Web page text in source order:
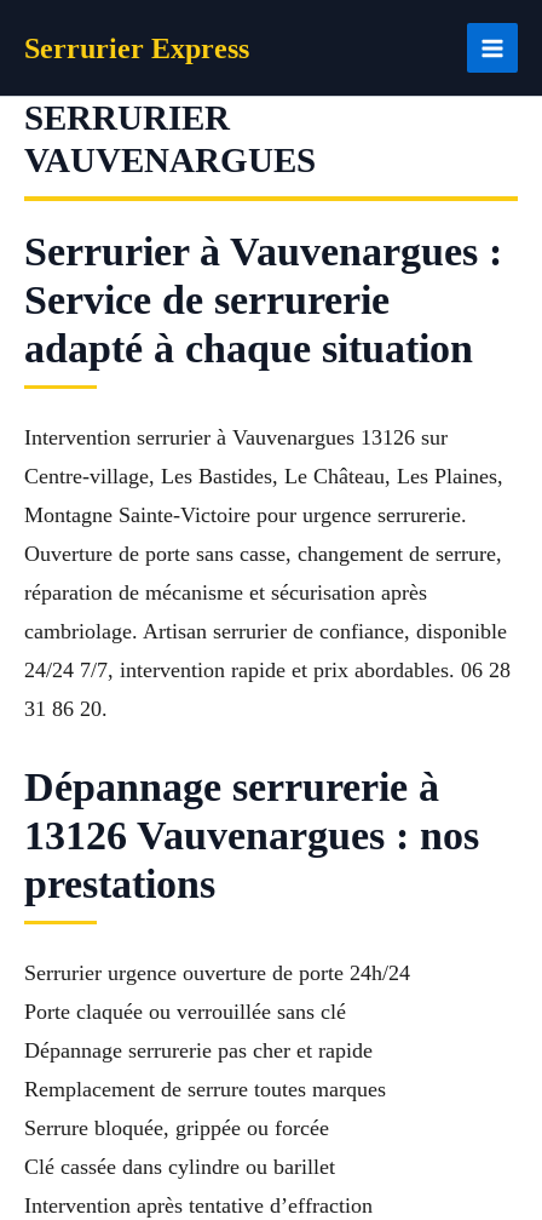
Serrurier Express
SERRURIER
VAUVENARGUES
Serrurier à Vauvenargues :
Service de serrurerie
adapté à chaque situation
Intervention serrurier à Vauvenargues 13126 sur
Centre-village, Les Bastides, Le Château, Les Plaines,
Montagne Sainte-Victoire pour urgence serrurerie.
Ouverture de porte sans casse, changement de serrure,
réparation de mécanisme et sécurisation après
cambriolage. Artisan serrurier de confiance, disponible
24/24 7/7, intervention rapide et prix abordables. 06 28
31 86 20.
Dépannage serrurerie à
13126 Vauvenargues : nos
prestations
Serrurier urgence ouverture de porte 24h/24
Porte claquée ou verrouillée sans clé
Dépannage serrurerie pas cher et rapide
Remplacement de serrure toutes marques
Serrure bloquée, grippée ou forcée
Clé cassée dans cylindre ou barillet
Intervention après tentative d’effraction